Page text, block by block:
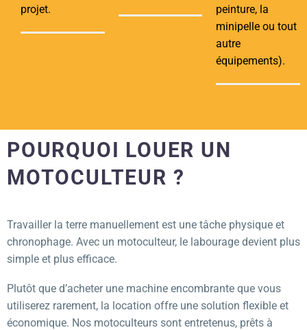
projet.
peinture, la
minipelle ou tout
autre
équipements).
POURQUOI LOUER UN
MOTOCULTEUR ?
Travailler la terre manuellement est une tâche physique et
chronophage. Avec un motoculteur, le labourage devient plus
simple et plus efficace.
Plutôt que d’acheter une machine encombrante que vous
utiliserez rarement, la location offre une solution flexible et
économique. Nos motoculteurs sont entretenus, prêts à